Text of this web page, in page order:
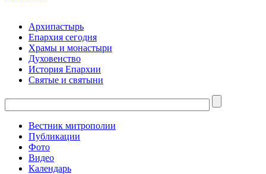
Архипастырь
Епархия сегодня
Храмы и монастыри
Духовенство
История Епархии
Святые и святыни
Вестник митрополии
Публикации
Фото
Видео
Календарь